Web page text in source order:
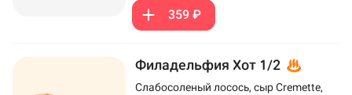
359 ₽
Филадельфия Хот 1/2
Слабосоленый лосось, сыр Cremette,